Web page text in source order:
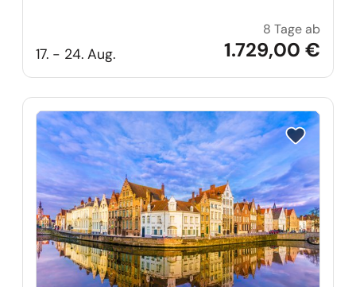
17. - 24. Aug.
8 Tage ab
1.729,00 €
Reise auf